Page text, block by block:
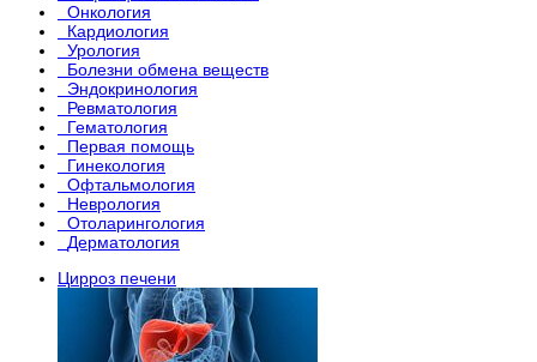
Онкология
Кардиология
Урология
Болезни обмена веществ
Эндокринология
Ревматология
Гематология
Первая помощь
Гинекология
Офтальмология
Неврология
Отоларингология
Дерматология
Цирроз печени